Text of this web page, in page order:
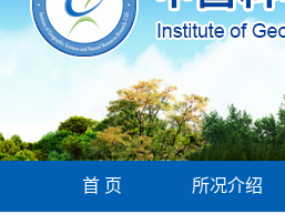
首 页 所况介绍